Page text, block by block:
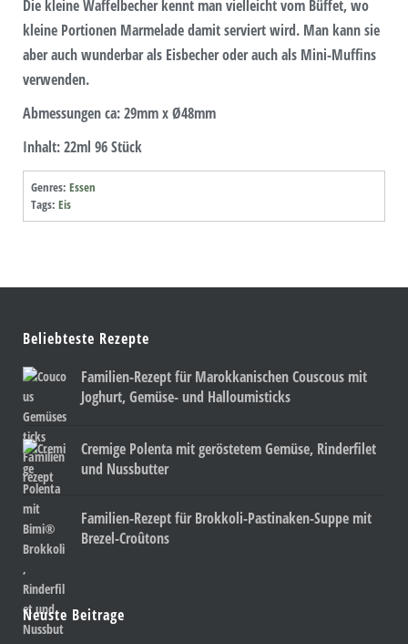
Die kleine Waffelbecher kennt man vielleicht vom Büffet, wo
kleine Portionen Marmelade damit serviert wird. Man kann sie
aber auch wunderbar als Eisbecher oder auch als Mini-Muffins
verwenden.
Abmessungen ca:29mm x Ø48mm
Inhalt: 22ml 96 Stück
Genres: Essen
Tags: Eis
Beliebteste Rezepte
Familien-Rezept für Marokkanischen Couscous mit
Joghurt, Gemüse- und Halloumisticks
Cremige Polenta mit geröstetem Gemüse, Rinderfilet
und Nussbutter
Familien-Rezept für Brokkoli-Pastinaken-Suppe mit
Brezel-Croûtons
Neuste Beitrage